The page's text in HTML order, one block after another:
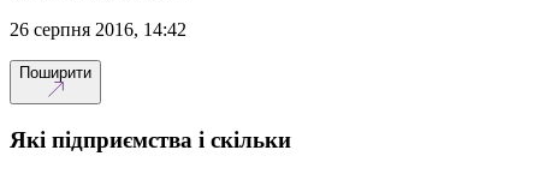
26 серпня 2016, 14:42
Поширити
Які підприємства і скільки